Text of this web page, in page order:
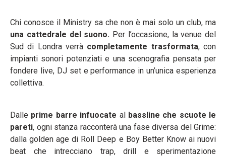
Chi conosce il Ministry sa che non è mai solo un club, ma
una cattedrale del suono. Per l’occasione, la venue del
Sud di Londra verrà completamente trasformata, con
impianti sonori potenziati e una scenografia pensata per
fondere live, DJ set e performance in un’unica esperienza
collettiva.
Dalle prime barre infuocate al bassline che scuote le
pareti, ogni stanza racconterà una fase diversa del Grime:
dalla golden age di Roll Deep e Boy Better Know ai nuovi
beat che intrecciano trap, drill e sperimentazione